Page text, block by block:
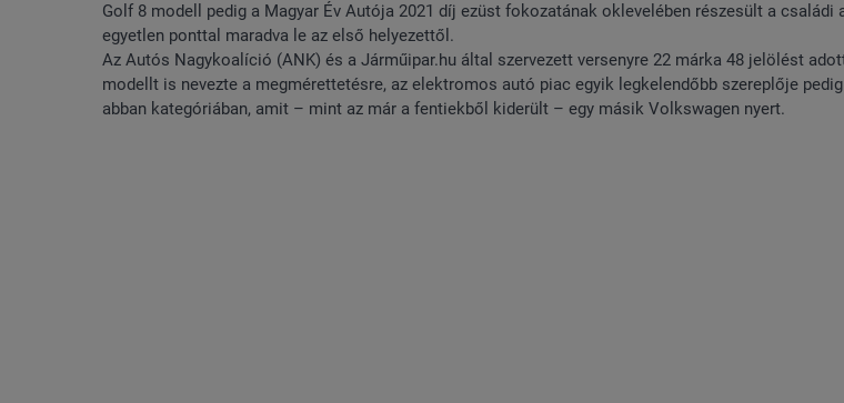
Golf 8 modell pedig a Magyar Év Autója 2021 díj ezüst fokozatának oklevelében részesült a családi
egyetlen ponttal maradva le az első helyezettől.
Az Autós Nagykoalíció (ANK) és a Járműipar.hu által szervezett versenyre 22 márka 48 jelölést
modellt is nevezte a megmérettetésre, az elektromos autó piac egyik legkelendőbb szereplője
abban kategóriában, amit – mint az már a fentiekből kiderült – egy másik Volkswagen nyert.